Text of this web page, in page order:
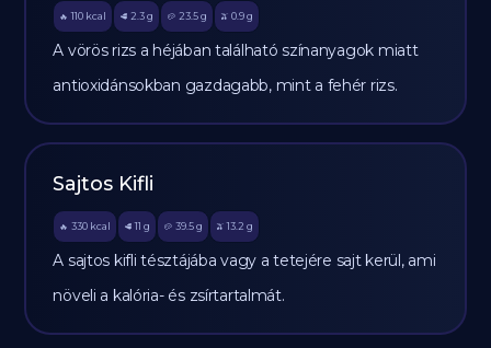
🔥 110 kcal 🥩 2.3 g 🥔 23.5g 🫒 0.9 g
A vörös rizs a héjában található színanyagok miatt
antioxidánsokban gazdagabb, mint a fehér rizs.
Sajtos Kifli
🔥 330 kcal 🥩 11 g 🥔 39.5g 🫒 13.2 g
A sajtos kifli tésztájába vagy a tetejére sajt kerül, ami
növeli a kalória- és zsírtartalmát.